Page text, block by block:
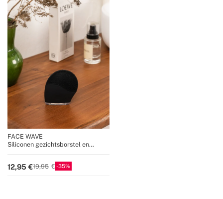
FACE WAVE
Siliconen gezichtsborstel en
12,95 19,95 35